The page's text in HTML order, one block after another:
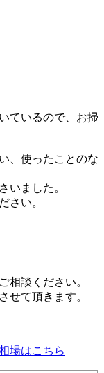
ているので、 お掃
、使ったことのな
いました。
さい。
相談ください。
せて頂きます。
場はこちら